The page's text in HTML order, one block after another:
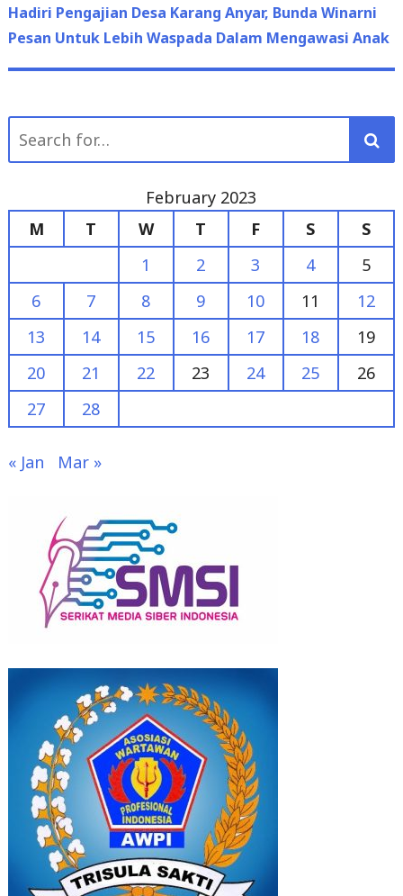
post:
Hadiri Pengajian Desa Karang Anyar, Bunda Winarni
Pesan Untuk Lebih Waspada Dalam Mengawasi Anak
for:
February 2023
M
T W T F S
S
1
2 3 4
5
6
7 8 9 10 11
12
13
14 15 16 17 18
19
20
21 22 23 24 25
26
27
28
« Jan Mar »